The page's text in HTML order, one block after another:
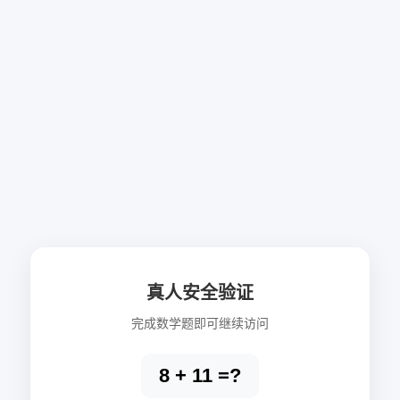
真人安全验证
完成数学题即可继续访问
8 + 11 =?